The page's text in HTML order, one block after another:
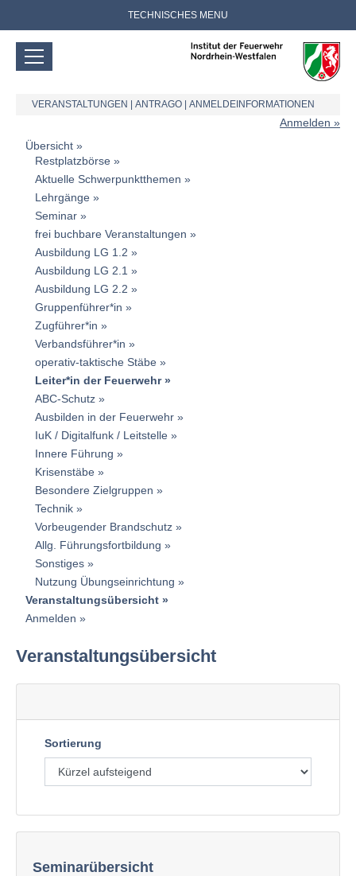
TECHNISCHES MENU
VERANSTALTUNGEN ANTRAGO ANMELDEINFORMATIONEN
Anmelden
Übersicht
Restplatzbörse
Aktuelle Schwerpunktthemen
Lehrgänge
Seminar
frei buchbare Veranstaltungen
Ausbildung LG 1.2
Ausbildung LG 2.1
Ausbildung LG 2.2
Gruppenführer*in
Zugführer*in
Verbandsführer*in
operativ-taktische Stäbe
Leiter*in der Feuerwehr
ABC-Schutz
Ausbilden in der Feuerwehr
IuK / Digitalfunk / Leitstelle
Innere Führung
Krisenstäbe
Besondere Zielgruppen
Technik
Vorbeugender Brandschutz
Allg. Führungsfortbildung
Sonstiges
Nutzung Übungseinrichtung
Veranstaltungsübersicht
Anmelden
Veranstaltungsübersicht
Sortierung
Seminarübersicht